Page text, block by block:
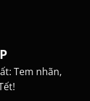
Tem nhãn,